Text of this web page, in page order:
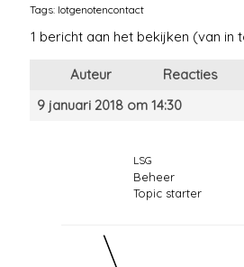
Tags: lotgenotencontact
1 bericht aan het bekijken (van in
Auteur
Reacties
9 januari 2018 om 14:30
LSG
Beheer
Topic starter